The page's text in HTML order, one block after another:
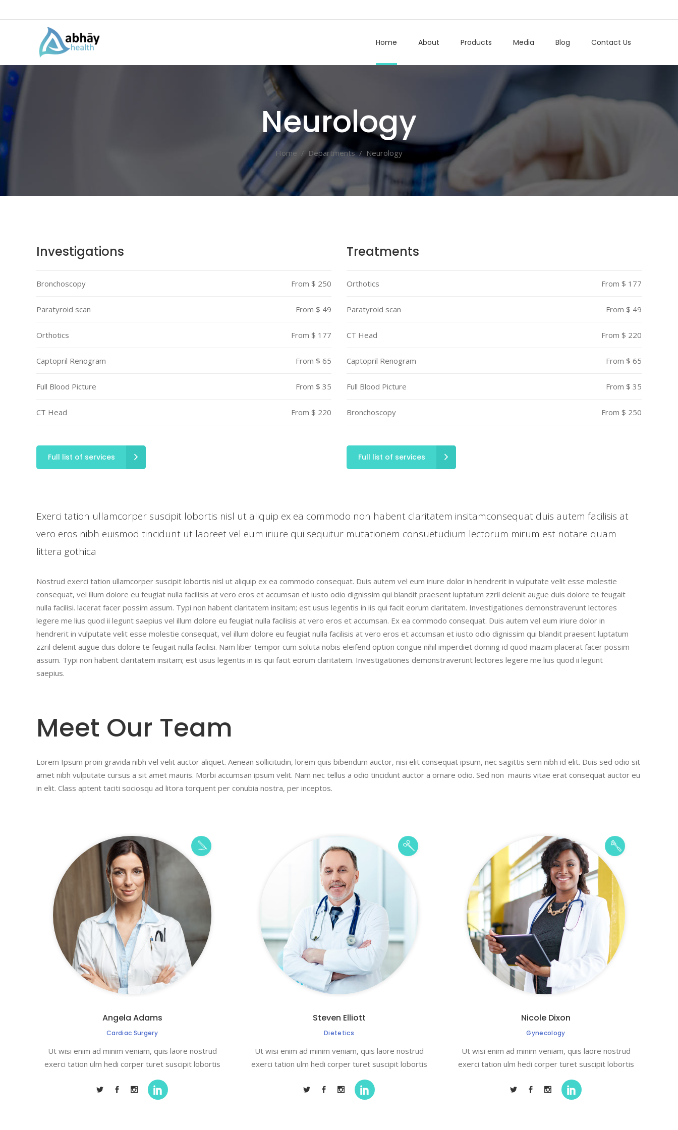
Home About Products Media Blog Contact Us
Neurology
Home /Departments/ Neurology
Investigations
Bronchoscopy From $ 250
Paratyroid scan From $ 49
Orthotics From $ 177
Captopril Renogram From $ 65
Full Blood Picture From $ 35
CT Head From $ 220
Full list of services
Treatments
Orthotics From $ 177
Paratyroid scan From $ 49
CT Head From $ 220
Captopril Renogram From $ 65
Full Blood Picture From $ 35
Bronchoscopy From $ 250
Full list of services
Exerci tation ullamcorper suscipit lobortis nisl ut aliquip ex ea commodo non habent claritatem insitamconsequat duis autem facilisis at
vero eros nibh euismod tincidunt ut laoreet vel eum iriure qui sequitur mutationem consuetudium lectorum mirum est notare quam
littera gothica
Nostrud exerci tation ullamcorper suscipit lobortis nisl ut aliquip ex ea commodo consequat. Duis autem vel eum iriure dolor in hendrerit in vulputate velit esse molestie
consequat, vel illum dolore eu feugiat nulla facilisis at vero eros et accumsan et iusto odio dignissim qui blandit praesent luptatum zzril delenit augue duis dolore te feugait
nulla facilisi. lacerat facer possim assum. Typi non habent claritatem insitam; est usus legentis in iis qui facit eorum claritatem. Investigationes demonstraverunt lectores
legere me lius quod ii legunt saepius vel illum dolore eu feugiat nulla facilisis at vero eros et accumsan. Ex ea commodo consequat. Duis autem vel eum iriure dolor in
hendrerit in vulputate velit esse molestie consequat, vel illum dolore eu feugiat nulla facilisis at vero eros et accumsan et iusto odio dignissim qui blandit praesent luptatum
zzril delenit augue duis dolore te feugait nulla facilisi. Nam liber tempor cum soluta nobis eleifend option congue nihil imperdiet doming id quod mazim placerat facer possim
assum. Typi non habent claritatem insitam; est usus legentis in iis qui facit eorum claritatem. Investigationes demonstraverunt lectores legere me lius quod ii legunt
saepius.
Meet Our Team
Lorem Ipsum proin gravida nibh vel velit auctor aliquet. Aenean sollicitudin, lorem quis bibendum auctor, nisi elit consequat ipsum, nec sagittis sem nibh id elit. Duis sed odio sit
amet nibh vulputate cursus a sit amet mauris. Morbi accumsan ipsum velit. Nam nec tellus a odio tincidunt auctor a ornare odio. Sed non mauris vitae erat consequat auctor eu
in elit. Class aptent taciti sociosqu ad litora torquent per conubia nostra, per inceptos.
Angela Adams
Cardiac Surgery
Ut wisi enim ad minim veniam, quis laore nostrud
exerci tation ulm hedi corper turet suscipit lobortis
Steven Elliott
Dietetics
Ut wisi enim ad minim veniam, quis laore nostrud
exerci tation ulm hedi corper turet suscipit lobortis
Nicole Dixon
Gynecology
Ut wisi enim ad minim veniam, quis laore nostrud
exerci tation ulm hedi corper turet suscipit lobortis